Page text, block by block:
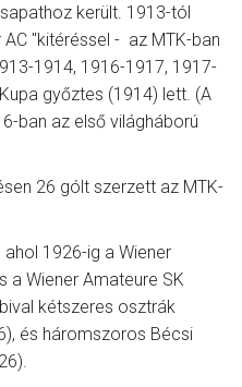
került. 1913-tól
"kitéréssel - az MTK-ban
1914, 1916-1917, 1917-
győztes (1914) lett. (A
ban az első világháború
26 gólt szerzett az MTK-
1926-ig a Wiener
a Wiener Amateure SK
kétszeres osztrák
és háromszoros Bécsi